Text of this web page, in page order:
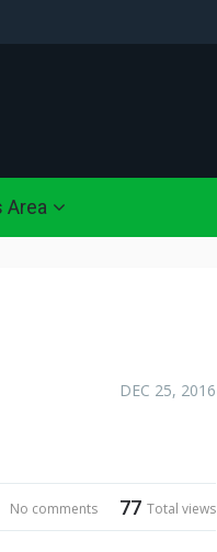
Area
DEC 25, 2016
77 Total views
No comments